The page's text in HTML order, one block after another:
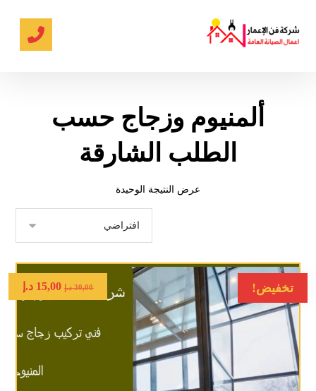
ألمنيوم وزجاج حسب
الطلب الشارقة
عرض النتيجة الوحيدة
تخفيض! 30,00 د.إ 15,00 د.إ